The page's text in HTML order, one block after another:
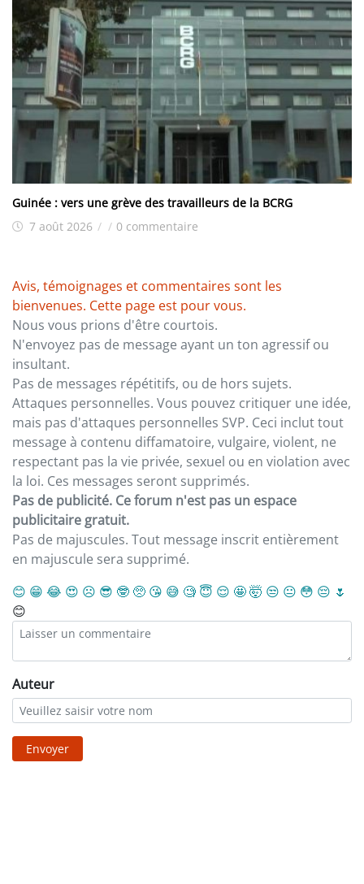
Guinée : vers une grève des travailleurs de la BCRG
7 août 2026 / / 0 commentaire
Avis, témoignages et commentaires sont les
bienvenues. Cette page est pour vous.
Nous vous prions d'être courtois.
N'envoyez pas de message ayant un ton agressif ou
insultant.
Pas de messages répétitifs, ou de hors sujets.
Attaques personnelles. Vous pouvez critiquer une idée,
mais pas d'attaques personnelles SVP. Ceci inclut tout
message à contenu diffamatoire, vulgaire, violent, ne
respectant pas la vie privée, sexuel ou en violation avec
la loi. Ces messages seront supprimés.
Pas de publicité. Ce forum n'est pas un espace
publicitaire gratuit.
Pas de majuscules. Tout message inscrit entièrement
en majuscule sera supprimé.
😊 😁 😂 😍 ☹️ 😎 🤓 🥺 😘 😅 🧐 😇 😌 🤩🤯 😒 😐 😳 😔 🌷
😊
Auteur
Envoyer